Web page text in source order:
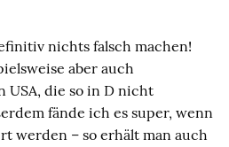
nichts falsch machen!
aber auch
USA, die so in D nicht
fände ich es super, wenn
werden – so erhält man auch